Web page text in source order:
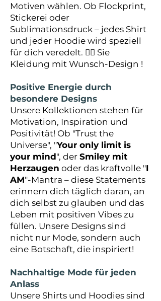
Motiven wählen. Ob Flockprint,
Stickerei oder
Sublimationsdruck – jedes Shirt
und jeder Hoodie wird speziell
für dich veredelt. 👉🏼 Sie
Kleidung mit Wunsch-Design !
Positive Energie durch
besondere Designs
Unsere Kollektionen stehen für
Motivation, Inspiration und
Positivität! Ob "Trust the
Universe", "Your only limit is
your mind", der Smiley mit
Herzaugen oder das kraftvolle "I
AM"-Mantra – diese Statements
erinnern dich täglich daran, an
dich selbst zu glauben und das
Leben mit positiven Vibes zu
füllen. Unsere Designs sind
nicht nur Mode, sondern auch
eine Botschaft, die inspiriert!
Nachhaltige Mode für jeden
Anlass
Unsere Shirts und Hoodies sind